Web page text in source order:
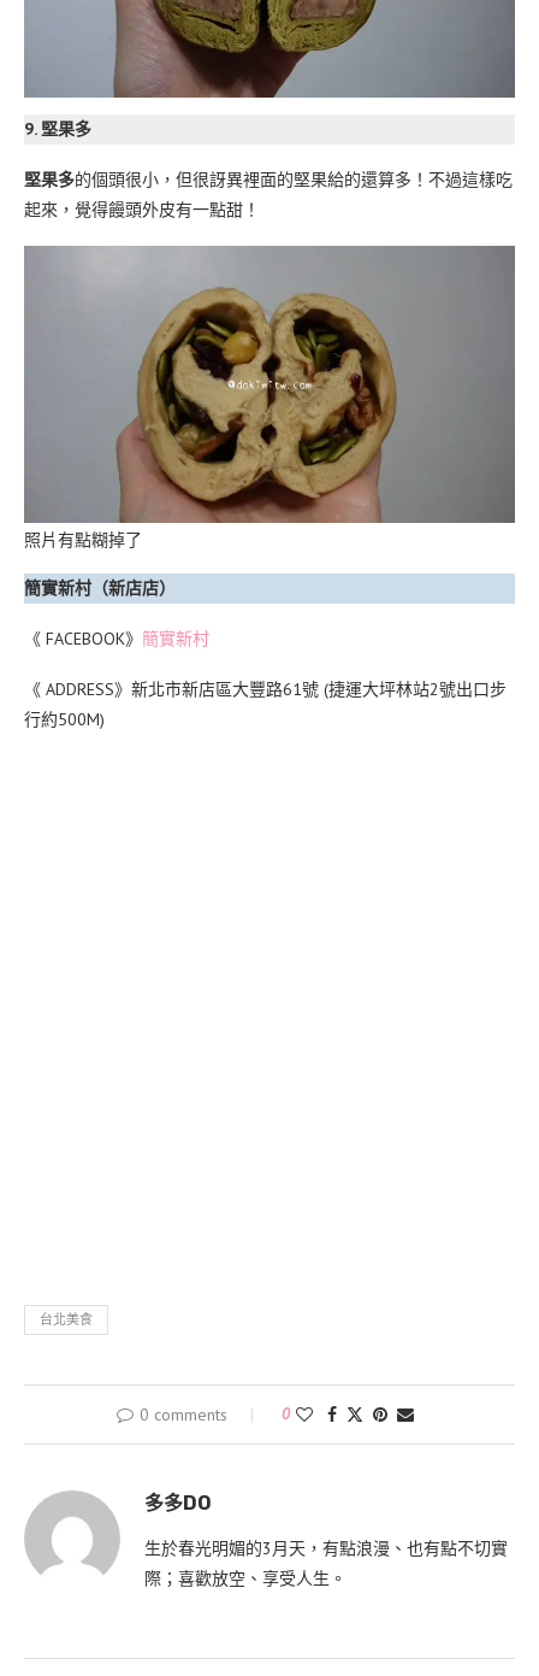
9. 堅果多
堅果多的個頭很小，但很訝異裡面的堅果給的還算多！不過這樣吃
起來，覺得饅頭外皮有一點甜！
照片有點糊掉了
簡實新村（新店店）
《 FACEBOOK》 簡實新村
《 ADDRESS》新北市新店區大豐路61號 (捷運大坪林站2號出口步
行約500M)
台北美食
0 comments 0
多多DO
生於春光明媚的3月天，有點浪漫、也有點不切實
際；喜歡放空、享受人生。